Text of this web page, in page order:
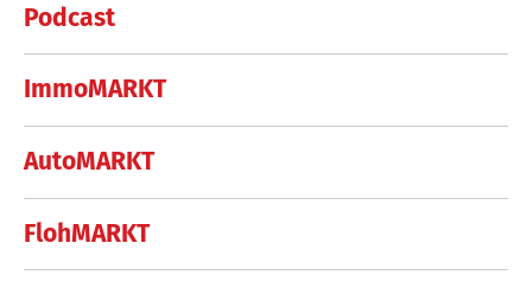
Podcast
ImmoMARKT
AutoMARKT
FlohMARKT